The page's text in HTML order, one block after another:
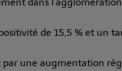
de 15,5 % et un
une augmentation